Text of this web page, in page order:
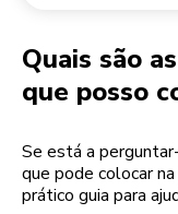
Quais são
que posso
Se está a
que pode colocar
prático guia para